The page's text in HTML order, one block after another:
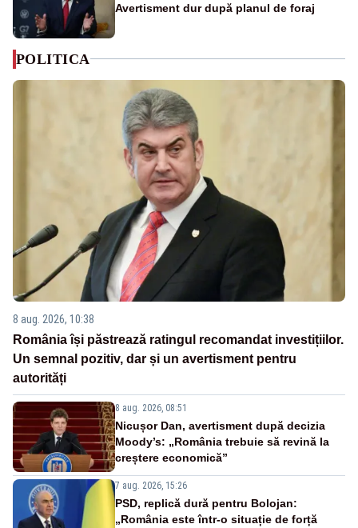
Avertisment dur după planul de foraj
POLITICA
8 aug. 2026, 10:38
România își păstrează ratingul recomandat investițiilor.
Un semnal pozitiv, dar și un avertisment pentru
autorități
8 aug. 2026, 08:51
Nicușor Dan, avertisment după decizia
Moody’s: „România trebuie să revină la
creștere economică”
7 aug. 2026, 15:26
PSD, replică dură pentru Bolojan:
„România este într-o situație de forță